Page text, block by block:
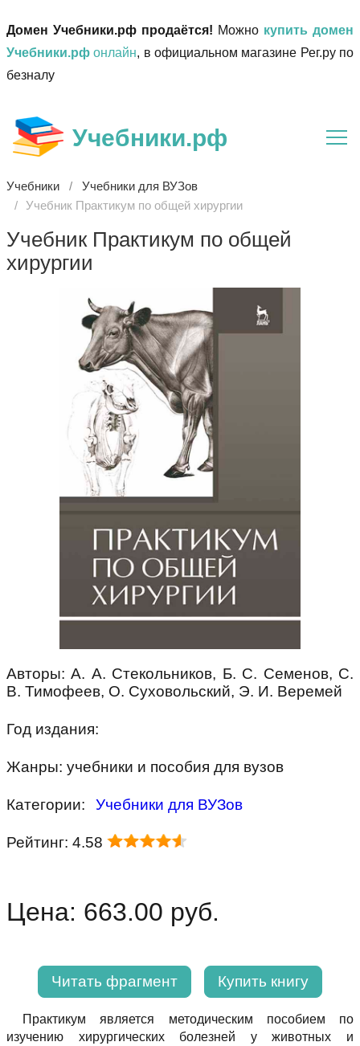
Домен Учебники.рф продаётся! Можно купить домен
Учебники.рф онлайн, в официальном магазине Рег.ру по
безналу
Учебники.рф
Учебники
Учебники для ВУЗов
Учебник Практикум по общей хирургии
Учебник Практикум по общей
хирургии
Авторы: А. А. Стекольников, Б. С. Семенов, С.
В. Тимофеев, О. Суховольский, Э. И. Веремей
Год издания:
Жанры: учебники и пособия для вузов
Категории: Учебники для ВУЗов
Рейтинг: 4.58
Цена: 663.00 руб.
Читать фрагмент Купить книгу
Практикум является методическим пособием по
изучению хирургических болезней у животных и